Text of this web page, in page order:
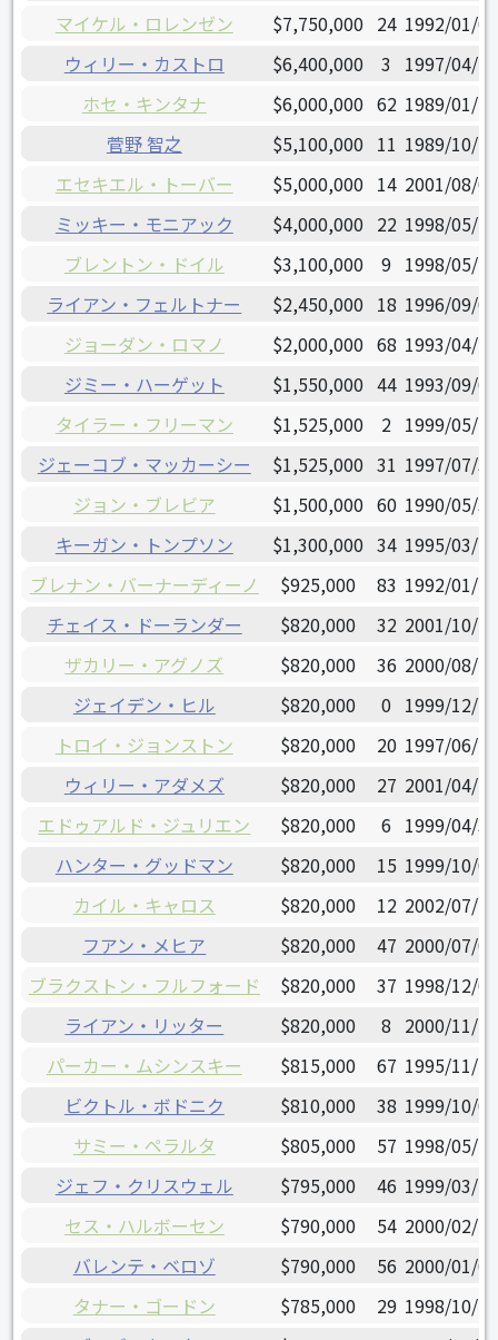
マイケル・ロレンゼン
$7,750,000 24 1992/01/04
ウィリー・カストロ
$6,400,000 3 1997/04/24
ホセ・キンタナ
$6,000,000 62 1989/01/24
菅野 智之
$5,100,000 11 1989/10/11
エセキエル・トーバー
$5,000,000 14 2001/08/01
ミッキー・モニアック
$4,000,000 22 1998/05/13
ブレントン・ドイル
$3,100,000 9 1998/05/14
ライアン・フェルトナー
$2,450,000 18 1996/09/02
ジョーダン・ロマノ
$2,000,000 68 1993/04/21
ジミー・ハーゲット
$1,550,000 44 1993/09/09
タイラー・フリーマン
$1,525,000 2 1999/05/21
ジェーコブ・マッカーシー
$1,525,000 31 1997/07/30
ジョン・ブレビア
$1,500,000 60 1990/05/30
キーガン・トンプソン
$1,300,000 34 1995/03/13
ブレナン・バーナーディーノ
$925,000 83 1992/01/15
チェイス・ドーランダー
$820,000 32 2001/10/26
ザカリー・アグノズ
$820,000 36 2000/08/15
ジェイデン・ヒル
$820,000 0 1999/12/22
トロイ・ジョンストン
$820,000 20 1997/06/22
ウィリー・アダメズ
$820,000 27 2001/04/19
エドゥアルド・ジュリエン
$820,000 6 1999/04/30
ハンター・グッドマン
$820,000 15 1999/10/08
カイル・キャロス
$820,000 12 2002/07/26
フアン・メヒア
$820,000 47 2000/07/04
ブラクストン・フルフォード
$820,000 37 1998/12/09
ライアン・リッター
$820,000 8 2000/11/10
パーカー・ムシンスキー
$815,000 67 1995/11/22
ビクトル・ボドニク
$810,000 38 1999/10/09
サミー・ペラルタ
$805,000 57 1998/05/10
ジェフ・クリスウェル
$795,000 46 1999/03/10
セス・ハルボーセン
$790,000 54 2000/02/18
バレンテ・ベロゾ
$790,000 56 2000/01/04
タナー・ゴードン
$785,000 29 1998/10/26